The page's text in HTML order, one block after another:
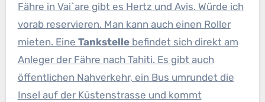
Fähre in Vai`are gibt es Hertz und Avis. Würde ich
vorab reservieren. Man kann auch einen Roller
mieten. Eine Tankstellebefindet sich direkt am
Anleger der Fähre nach Tahiti. Es gibt auch
öffentlichen Nahverkehr, ein Bus umrundet die
Insel auf der Küstenstrasse und kommt